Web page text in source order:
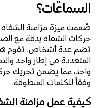
السماعات؟
صُممت ميزة مزامنة الشفاه
حركات الشفاه بدقة مع
تضم عدة أشخاص. تقوم هذه
المتعددة في إطار واحد
واحد، مما يضمن تحريك
وفقاً للكلمات المنطوقة.
كيفية عمل مزامنة